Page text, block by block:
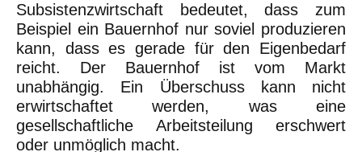
Subsistenzwirtschaft bedeutet, dass zum
Beispiel ein Bauernhof nur soviel produzieren
kann, dass es gerade für den Eigenbedarf
reicht. Der Bauernhof ist vom Markt
unabhängig. Ein Überschuss kann nicht
erwirtschaftet werden, was eine
gesellschaftliche Arbeitsteilung erschwert
oder unmöglich macht.